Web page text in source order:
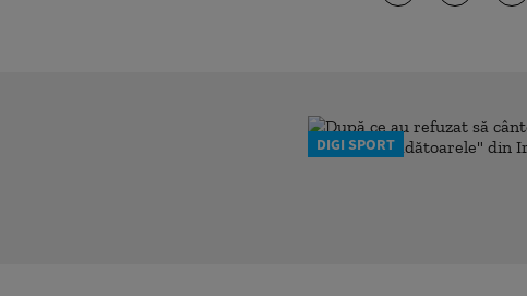
DIGI SPORT